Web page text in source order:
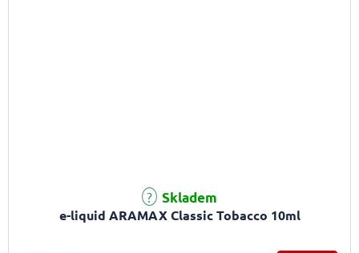
e-liquid ARAMAX Classic Tobacco 10ml
Průměrné hodnocení produktu je 5,0 z 5 hvězdiček.
Skladem